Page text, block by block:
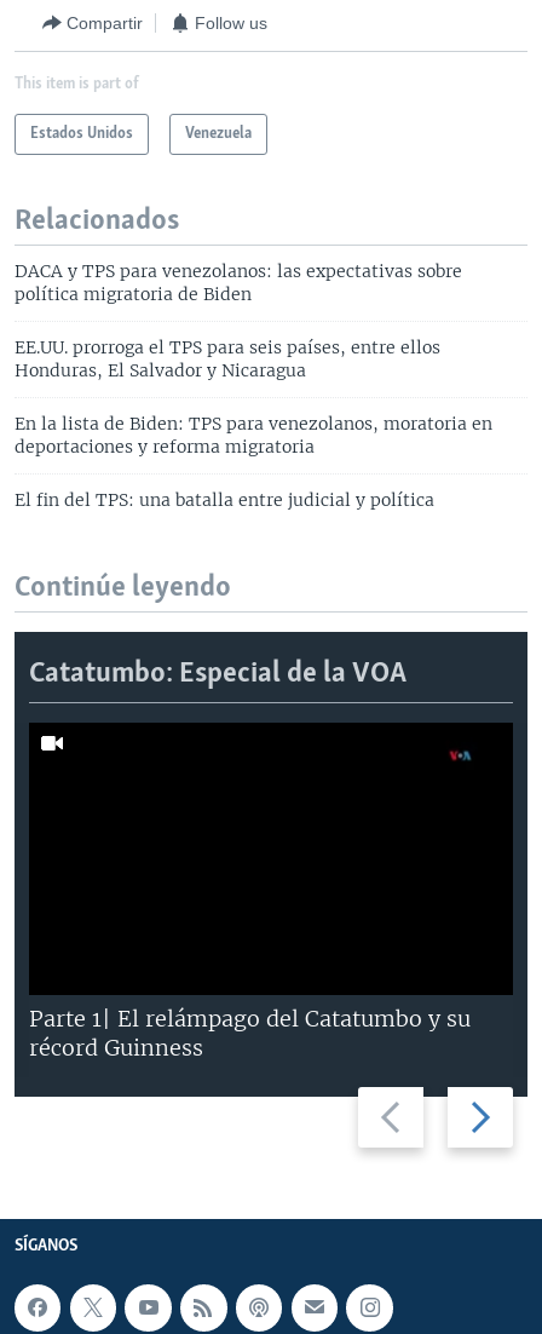
Compartir Follow us
This item is part of
Estados Unidos Venezuela
Relacionados
DACA y TPS para venezolanos: las expectativas sobre
política migratoria de Biden
EE.UU. prorroga el TPS para seis países, entre ellos
Honduras, El Salvador y Nicaragua
En la lista de Biden: TPS para venezolanos, moratoria en
deportaciones y reforma migratoria
El fin del TPS: una batalla entre judicial y política
Continúe leyendo
Catatumbo: Especial de la VOA
Previous
slide
Next
slide
Parte 1| El relámpago del Catatumbo y su
récord Guinness
SÍGANOS